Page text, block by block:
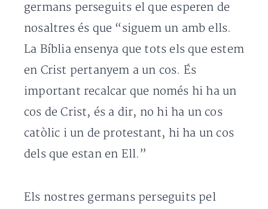
germans perseguits el que esperen de
nosaltres és que “siguem un amb ells.
La Bíblia ensenya que tots els que estem
en Crist pertanyem a un cos. És
important recalcar que només hi ha un
cos de Crist, és a dir, no hi ha un cos
catòlic i un de protestant, hi ha un cos
dels que estan en Ell.”
Els nostres germans perseguits pel